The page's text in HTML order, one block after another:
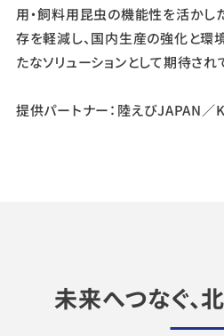
用・飼料用昆虫の機能性を活かし
存を軽減し、国内生産の強化と環
たなソリューションとして期待され
提供パートナー：陸えびJAPAN
未来へつなぐ、